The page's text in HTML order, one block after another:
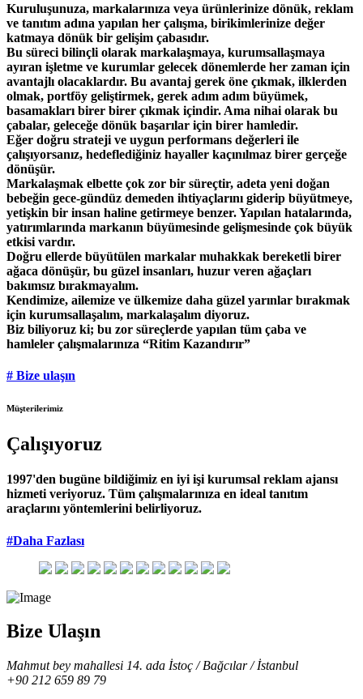
Kuruluşunuza, markalarınıza veya ürünlerinize dönük, reklam
ve tanıtım adına yapılan her çalışma, birikimlerinize değer
katmaya dönük bir gelişim çabasıdır.
Bu süreci bilinçli olarak markalaşmaya, kurumsallaşmaya
ayıran işletme ve kurumlar gelecek dönemlerde her zaman için
avantajlı olacaklardır. Bu avantaj gerek öne çıkmak, ilklerden
olmak, portföy geliştirmek, gerek adım adım büyümek,
basamakları birer birer çıkmak içindir. Ama nihai olarak bu
çabalar, geleceğe dönük başarılar için birer hamledir.
Eğer doğru strateji ve uygun performans değerleri ile
çalışıyorsanız, hedeflediğiniz hayaller kaçınılmaz birer gerçeğe
dönüşür.
Markalaşmak elbette çok zor bir süreçtir, adeta yeni doğan
bebeğin gece-gündüz demeden ihtiyaçlarını giderip büyütmeye,
yetişkin bir insan haline getirmeye benzer. Yapılan hatalarında,
yatırımlarında markanın büyümesinde gelişmesinde çok büyük
etkisi vardır.
Doğru ellerde büyütülen markalar muhakkak bereketli birer
ağaca dönüşür, bu güzel insanları, huzur veren ağaçları
bakımsız bırakmayalım.
Kendimize, ailemize ve ülkemize daha güzel yarınlar bırakmak
için kurumsallaşalım, markalaşalım diyoruz.
Biz biliyoruz ki; bu zor süreçlerde yapılan tüm çaba ve
hamleler çalışmalarınıza “Ritim Kazandırır”
# Bize ulaşın
Müşterilerimiz
Çalışıyoruz
1997'den bugüne bildiğimiz en iyi işi kurumsal reklam ajansı
hizmeti veriyoruz. Tüm çalışmalarınıza en ideal tanıtım
araçlarını yöntemlerini belirliyoruz.
#Daha Fazlası
Bize Ulaşın
Mahmut bey mahallesi 14. ada İstoç / Bağcılar / İstanbul
+90 212 659 89 79